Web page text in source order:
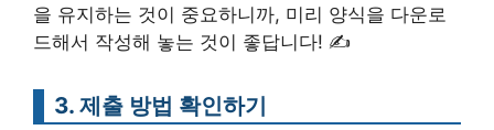
을 유지하는 것이 중요하니까, 미리 양식을 다운로
드해서 작성해 놓는 것이 좋답니다! ✍️
3. 제출 방법 확인하기